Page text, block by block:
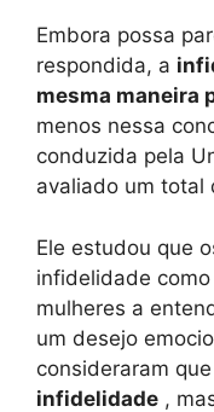
Embora possa
respondida, a
mesma maneira
menos nessa
conduzida pela
avaliado um total
Ele estudou que
infidelidade
mulheres a
um desejo
consideraram que
infidelidade ,